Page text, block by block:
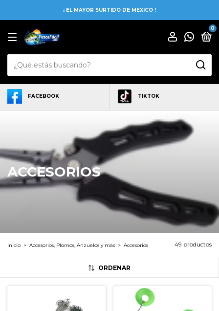
¡ EL MAYOR SURTIDO DE MEXICO !
0
FACEBOOK TIKTOK
ACCESORIOS
Inicio > Accesorios, Plomos, Anzuelos y mas > Accesorios 49 productos
ORDENAR